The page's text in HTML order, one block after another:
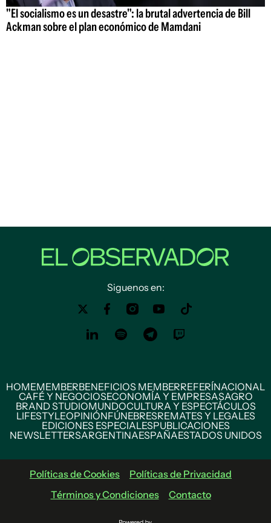
"El socialismo es un desastre": la brutal advertencia de Bill
Ackman sobre el plan económico de Mamdani
Siguenos en:
HOMEMEMBERBENEFICIOS MEMBERREFERÍNACIONAL
CAFÉ Y NEGOCIOSECONOMÍA Y EMPRESASAGRO
BRAND STUDIOMUNDOCULTURA Y ESPECTÁCULOS
LIFESTYLEOPINIÓNFÚNEBRESREMATES Y LEGALES
EDICIONES ESPECIALESPUBLICACIONES
NEWSLETTERSARGENTINAESPAÑAESTADOS UNIDOS
Políticas de Cookies
Políticas de Privacidad
Términos y Condiciones
Contacto